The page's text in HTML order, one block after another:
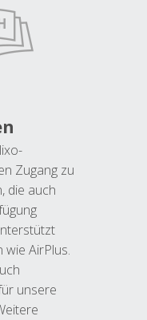
Zugang zu
die auch
AirPlus.
unsere